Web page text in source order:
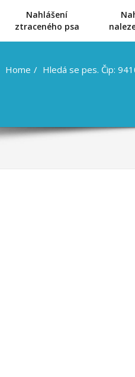
Nahlášení
ztraceného psa
Home Hledá se pes. Čip: